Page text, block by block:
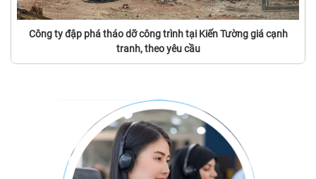
Công ty đập phá tháo dỡ công trình tại Kiến Tường giá cạnh
tranh, theo yêu cầu